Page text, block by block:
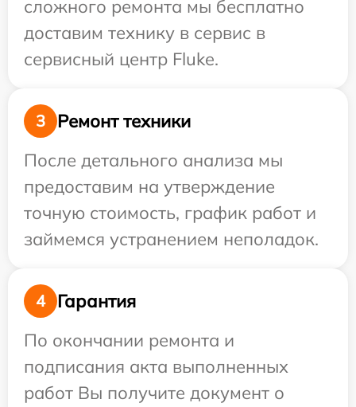
сложного ремонта мы бесплатно
доставим технику в сервис в
сервисный центр Fluke.
3
Ремонт техники
После детального анализа мы
предоставим на утверждение
точную стоимость, график работ и
займемся устранением неполадок.
4
Гарантия
По окончании ремонта и
подписания акта выполненных
работ Вы получите документ о